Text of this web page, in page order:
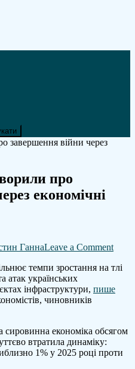
про
економічні
ГаннаLeave a Commenton
у
через
темпи зростання на тлі
атак українських
інфраструктури, пише
чиновників
сировинна економіка обсягом
втратила динаміку:
1% у 2025 році проти